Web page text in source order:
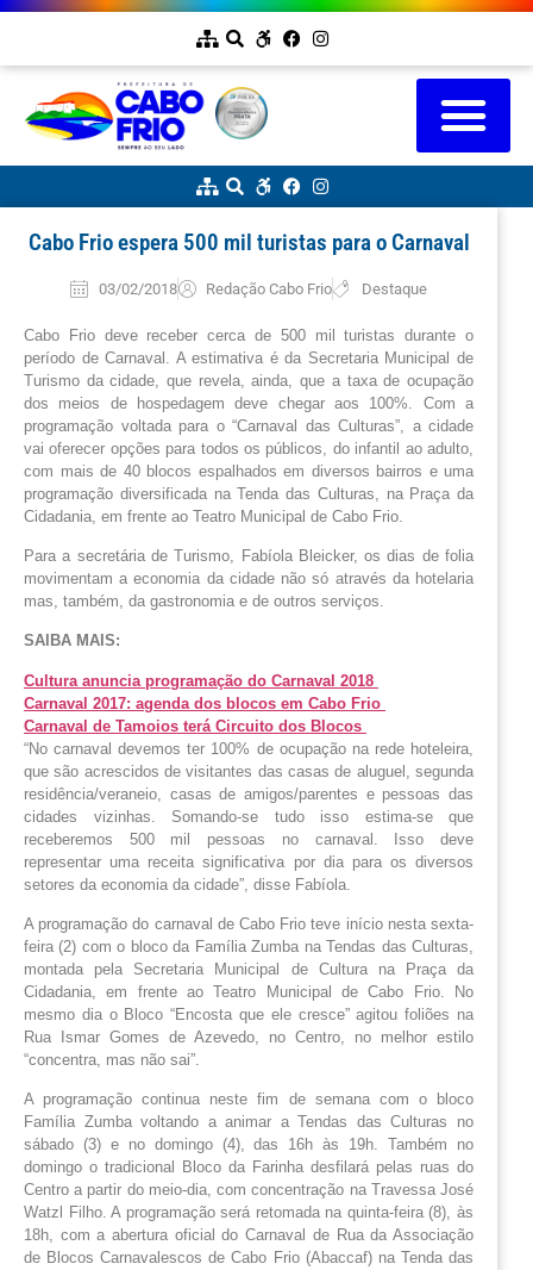
Cabo Frio espera 500 mil turistas para o Carnaval
03/02/2018 Redação Cabo Frio Destaque
Cabo Frio deve receber cerca de 500 mil turistas durante o
período de Carnaval. A estimativa é da Secretaria Municipal de
Turismo da cidade, que revela, ainda, que a taxa de ocupação
dos meios de hospedagem deve chegar aos 100%. Com a
programação voltada para o “Carnaval das Culturas”, a cidade
vai oferecer opções para todos os públicos, do infantil ao adulto,
com mais de 40 blocos espalhados em diversos bairros e uma
programação diversificada na Tenda das Culturas, na Praça da
Cidadania, em frente ao Teatro Municipal de Cabo Frio.
Para a secretária de Turismo, Fabíola Bleicker, os dias de folia
movimentam a economia da cidade não só através da hotelaria
mas, também, da gastronomia e de outros serviços.
SAIBA MAIS:
Cultura anuncia programação do Carnaval 2018
Carnaval 2017: agenda dos blocos em Cabo Frio
Carnaval de Tamoios terá Circuito dos Blocos
“No carnaval devemos ter 100% de ocupação na rede hoteleira,
que são acrescidos de visitantes das casas de aluguel, segunda
residência/veraneio, casas de amigos/parentes e pessoas das
cidades vizinhas. Somando-se tudo isso estima-se que
receberemos 500 mil pessoas no carnaval. Isso deve
representar uma receita significativa por dia para os diversos
setores da economia da cidade”, disse Fabíola.
A programação do carnaval de Cabo Frio teve início nesta sexta-
feira (2) com o bloco da Família Zumba na Tendas das Culturas,
montada pela Secretaria Municipal de Cultura na Praça da
Cidadania, em frente ao Teatro Municipal de Cabo Frio. No
mesmo dia o Bloco “Encosta que ele cresce” agitou foliões na
Rua Ismar Gomes de Azevedo, no Centro, no melhor estilo
“concentra, mas não sai”.
A programação continua neste fim de semana com o bloco
Família Zumba voltando a animar a Tendas das Culturas no
sábado (3) e no domingo (4), das 16h às 19h. Também no
domingo o tradicional Bloco da Farinha desfilará pelas ruas do
Centro a partir do meio-dia, com concentração na Travessa José
Watzl Filho. A programação será retomada na quinta-feira (8), às
18h, com a abertura oficial do Carnaval de Rua da Associação
de Blocos Carnavalescos de Cabo Frio (Abaccaf) na Tenda das